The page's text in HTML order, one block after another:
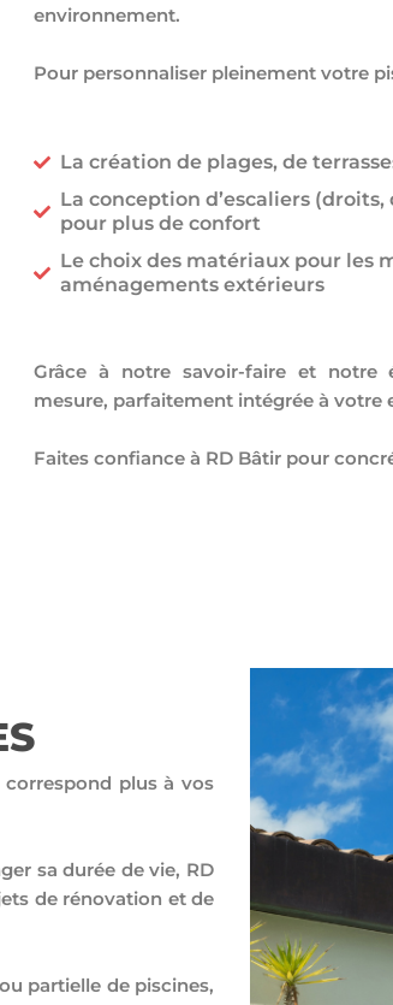
environnement.
Pour personnaliser pleinement votre
La création de plages, de
La conception d’escaliers
pour plus de confort
Le choix des matériaux pour les
aménagements extérieurs
Grâce à notre savoir-faire et notre
mesure, parfaitement intégrée à votre
Faites confiance à RD Bâtir pour
plus à vos
sa durée de vie, RD
de rénovation et de
partielle de piscines,